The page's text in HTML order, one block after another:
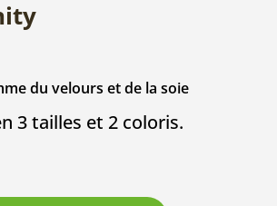
du velours et de la soie
3 tailles et 2 coloris.